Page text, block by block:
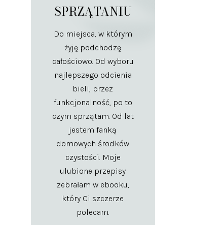
SPRZĄTANIU
Do miejsca, w którym
żyję podchodzę
całościowo. Od wyboru
najlepszego odcienia
bieli, przez
funkcjonalność, po to
czym sprzątam. Od lat
jestem fanką
domowych środków
czystości. Moje
ulubione przepisy
zebrałam w ebooku,
który Ci szczerze
polecam.